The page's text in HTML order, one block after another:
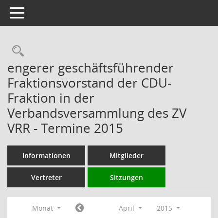
Toggle navigation
Rechercheauswahl
engerer geschäftsführender
Fraktionsvorstand der CDU-
Fraktion in der
Verbandsversammlung des ZV
VRR - Termine 2015
Informationen Mitglieder
Vertreter Sitzungen
Monat April
2015